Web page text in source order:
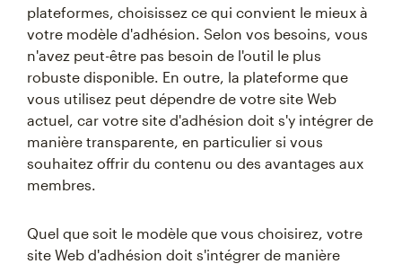
plateformes, choisissez ce qui convient le mieux à
votre modèle d'adhésion. Selon vos besoins, vous
n'avez peut-être pas besoin de l'outil le plus
robuste disponible. En outre, la plateforme que
vous utilisez peut dépendre de votre site Web
actuel, car votre site d'adhésion doit s'y intégrer de
manière transparente, en particulier si vous
souhaitez offrir du contenu ou des avantages aux
membres.
Quel que soit le modèle que vous choisirez, votre
site Web d'adhésion doit s'intégrer de manière